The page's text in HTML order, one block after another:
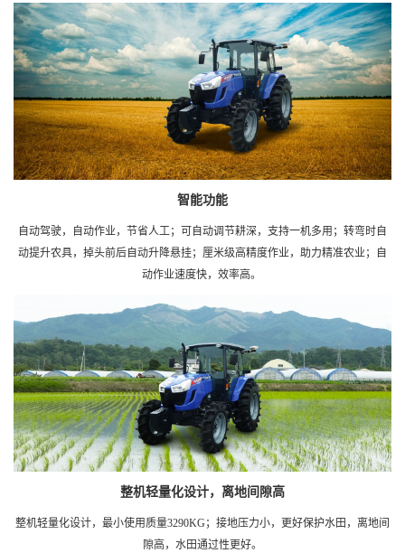
智能功能
自动驾驶，自动作业，节省人工；可自动调节耕深，支持一机多用；转弯时自
动提升农具，掉头前后自动升降悬挂；厘米级高精度作业，助力精准农业；自
动作业速度快，效率高。
整机轻量化设计，离地间隙高
整机轻量化设计，最小使用质量3290KG；接地压力小，更好保护水田，离地间
隙高，水田通过性更好。